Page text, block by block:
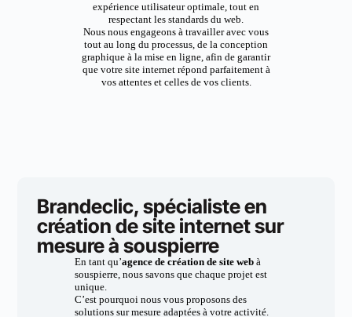
expérience utilisateur optimale, tout en
respectant les standards du web.
Nous nous engageons à travailler avec vous
tout au long du processus, de la conception
graphique à la mise en ligne, afin de garantir
que votre site internet répond parfaitement à
vos attentes et celles de vos clients.
Brandeclic, spécialiste en
création de site internet sur
mesure à souspierre
En tant qu’agence de création de site webà
souspierre, nous savons que chaque projet est
unique.
C’est pourquoi nous vous proposons des
solutions sur mesure adaptées à votre activité.